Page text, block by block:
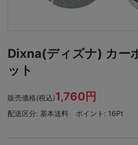
Dixna(ディズナ) カー
ット
販売価格(税込)1,760円
配送区分: 基本送料 ポイント: 16Pt